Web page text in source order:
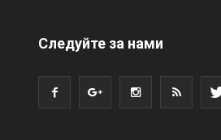
Следуйте за нами